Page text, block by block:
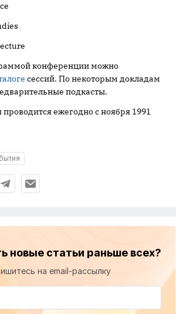
конференции можно
сессий. По некоторым докладам
подкасты.
ежегодно с ноября 1991
новые статьи раньше всех?
на email-рассылку